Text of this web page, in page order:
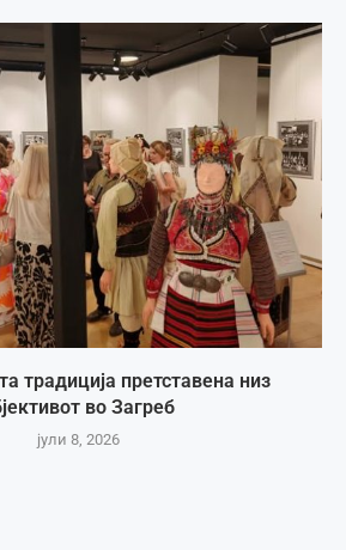
традиција претставена низ
во Загреб
јули 8, 2026